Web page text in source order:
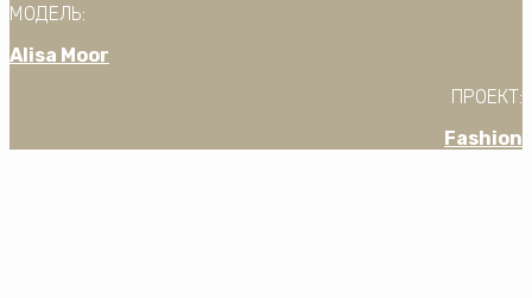
МОДЕЛЬ:
Alisa Moor
ПРОЕКТ:
Fashion